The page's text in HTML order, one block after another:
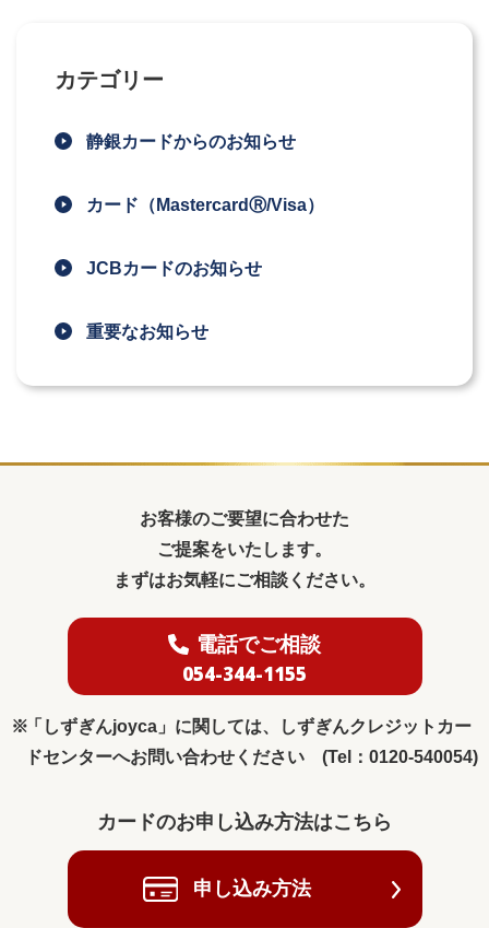
カテゴリー
静銀カードからのお知らせ
カード（MastercardⓇ/Visa）
JCBカードのお知らせ
重要なお知らせ
お客様のご要望に合わせた
ご提案をいたします。
まずはお気軽にご相談ください。
電話でご相談
054-344-1155
「しずぎんjoyca」に関しては、しずぎんクレジットカー
ドセンターへお問い合わせください (Tel：0120-540054)
カードのお申し込み方法はこちら
申し込み方法